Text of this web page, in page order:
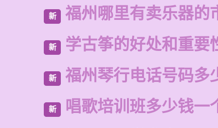
新 福州哪里有卖乐器的
新 学古筝的好处和重要
新 福州琴行电话号码多
新 唱歌培训班多少钱一